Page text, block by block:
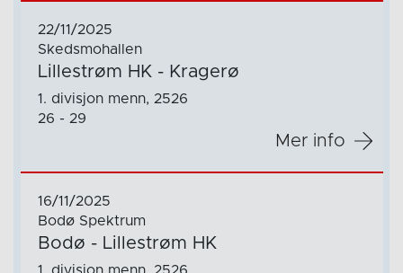
22/11/2025
Skedsmohallen
Lillestrøm HK - Kragerø
1. divisjon menn, 2526
26 - 29
Mer info
16/11/2025
Bodø Spektrum
Bodø - Lillestrøm HK